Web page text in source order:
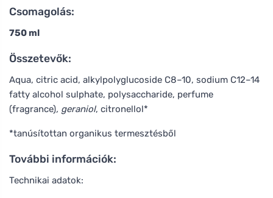
Csomagolás:
750 ml
Összetevők:
Aqua, citric acid, alkylpolyglucoside C8–10, sodium C12–14
fatty alcohol sulphate, polysaccharide, perfume
(fragrance), geraniol, citronellol*
*tanúsítottan organikus termesztésből
További információk:
Technikai adatok: